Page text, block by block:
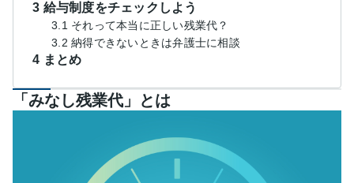
3 給与制度をチェックしよう
3.1 それって本当に正しい残業代？
3.2 納得できないときは弁護士に相談
4 まとめ
「みなし残業代」とは